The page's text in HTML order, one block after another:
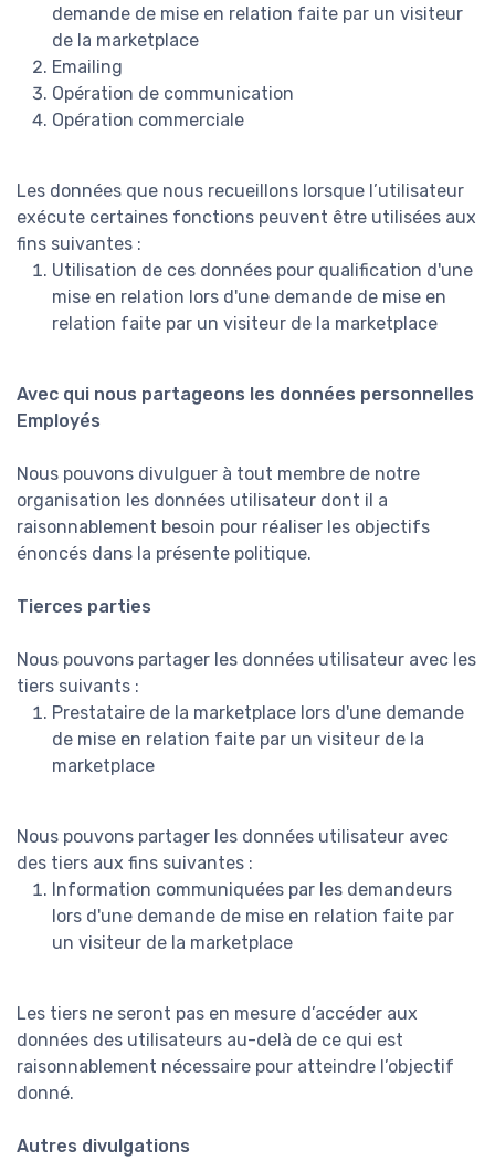
demande de mise en relation faite par un visiteur
de la marketplace
Emailing
Opération de communication
Opération commerciale
Les données que nous recueillons lorsque l’utilisateur
exécute certaines fonctions peuvent être utilisées aux
fins suivantes :
Utilisation de ces données pour qualification d'une
mise en relation lors d'une demande de mise en
relation faite par un visiteur de la marketplace
Avec qui nous partageons les données personnelles
Employés
Nous pouvons divulguer à tout membre de notre
organisation les données utilisateur dont il a
raisonnablement besoin pour réaliser les objectifs
énoncés dans la présente politique.
Tierces parties
Nous pouvons partager les données utilisateur avec les
tiers suivants :
Prestataire de la marketplace lors d'une demande
de mise en relation faite par un visiteur de la
marketplace
Nous pouvons partager les données utilisateur avec
des tiers aux fins suivantes :
Information communiquées par les demandeurs
lors d'une demande de mise en relation faite par
un visiteur de la marketplace
Les tiers ne seront pas en mesure d’accéder aux
données des utilisateurs au-delà de ce qui est
raisonnablement nécessaire pour atteindre l’objectif
donné.
Autres divulgations